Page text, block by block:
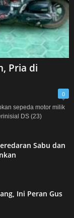
Pria di
0
sepeda motor milik
DS (23)
Sabu dan
Ini Peran Gus